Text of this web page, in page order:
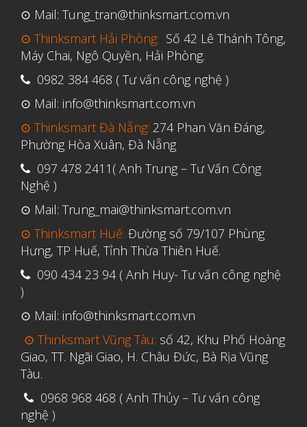
Tháng Sáu 2019
Tháng Năm 2019
Tháng Tư 2019
Tháng Ba 2019
Aerospace
Automotive
File 3D
Giải pháp ô tô
in 3d cao cấp
Mô phỏng
Triển khai
Ứng dụng
⊙ Mail: Tung_tran@thinksmart.com.vn
⊙ Thinksmart Hải Phòng: Số 42 Lê Thánh Tông,
Máy Chai, Ngô Quyền, Hải Phòng.
0982 384 468 ( Tư vấn công nghệ )
⊙ Mail: info@thinksmart.com.vn
⊙ Thinksmart Đà Nẵng: 274 Phan Văn Đáng,
Phường Hòa Xuân, Đà Nẵng
097 478 2411( Anh Trung – Tư Vấn Công
Nghệ )
⊙ Mail: Trung_mai@thinksmart.com.vn
⊙ Thinksmart Huế: Đường số 79/107 Phùng
Hưng, TP Huế, Tỉnh Thừa Thiên Huế.
090 434 23 94 ( Anh Huy- Tư vấn công nghệ
)
⊙ Mail: info@thinksmart.com.vn
⊙ Thinksmart Vũng Tàu: số 42, Khu Phố Hoàng
Giao, TT. Ngãi Giao, H. Châu Đức, Bà Rịa Vũng
Tàu.
0968 968 468 ( Anh Thủy – Tư vấn công
nghệ )